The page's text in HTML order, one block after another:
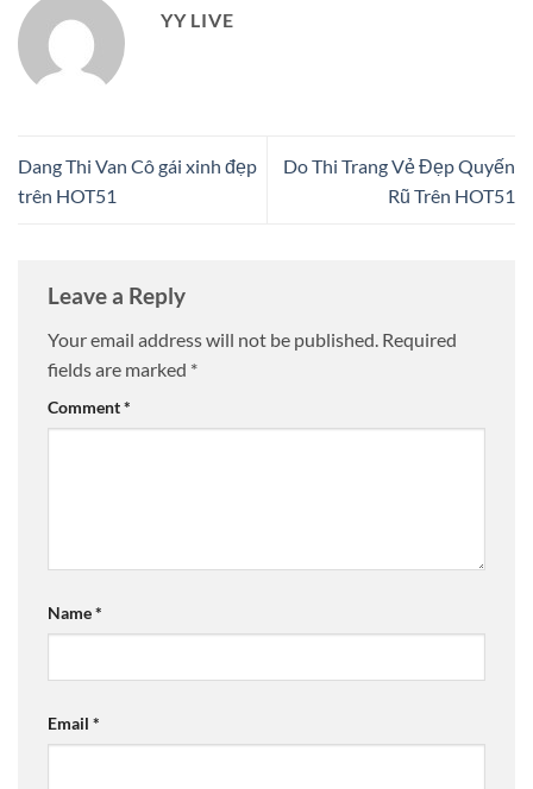
YY LIVE
Dang Thi Van Cô gái xinh đẹp
trên HOT51
Do Thi Trang Vẻ Đẹp Quyến
Rũ Trên HOT51
Leave a Reply
Your email address will not be published. Required
fields are marked *
Comment*
Name*
Email *